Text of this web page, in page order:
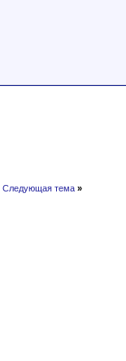
Следующая тема »